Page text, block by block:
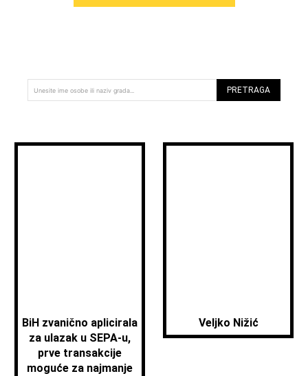
Unesite ime osobe ili naziv grada... PRETRAGA
BiH zvanično aplicirala
za ulazak u SEPA-u,
prve transakcije
moguće za najmanje
Veljko Nižić